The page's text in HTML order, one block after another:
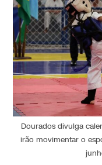
Dourados divulga
irão movimentar o